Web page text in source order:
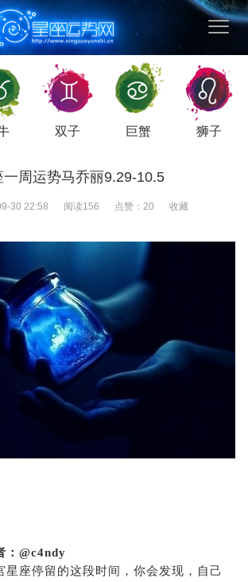
双子 巨蟹 狮子
一周运势马乔丽9.29-10.5
30 22:58 阅读156 点赞： 20 收藏
： @c4ndy
星座停留的这段时间 ， 你会发现，自己